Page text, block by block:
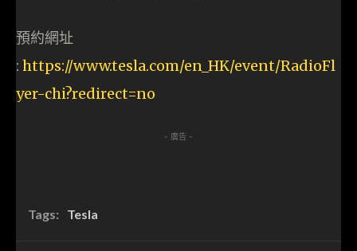
預約網址
: https://www.tesla.com/en_HK/event/RadioFl
yer-chi?redirect=no
- 廣告 -
Tags: Tesla